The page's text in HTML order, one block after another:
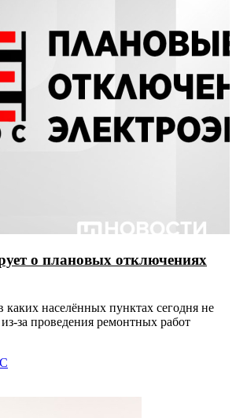
о плановых отключениях
каких населённых пунктах сегодня не
из-за проведения ремонтных работ